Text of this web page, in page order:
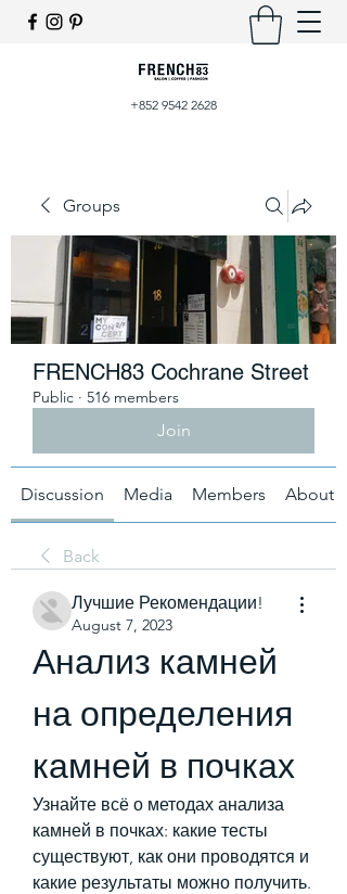
+852 9542 2628
Groups
FRENCH83 Cochrane Street
Public · 516 members
Join
Discussion Media Members About
Back
Лучшие Рекомендации!
August 7, 2023
Анализ камней
на определения
камней в почках
Узнайте всё о методах анализа
камней в почках: какие тесты
существуют, как они проводятся и
какие результаты можно получить.